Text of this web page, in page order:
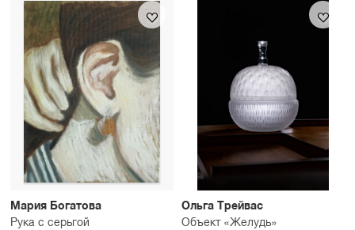
Мария Богатова
Рука с серьгой
Ольга Трейвас
Объект «Желудь»